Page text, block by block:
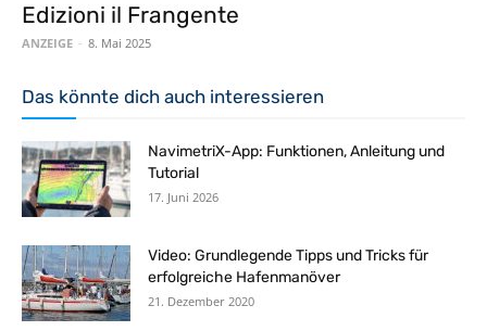
Edizioni il Frangente
ANZEIGE - 8. Mai 2025
Das könnte dich auch interessieren
NavimetriX-App: Funktionen, Anleitung und
Tutorial
17. Juni 2026
Video: Grundlegende Tipps und Tricks für
erfolgreiche Hafenmanöver
21. Dezember 2020